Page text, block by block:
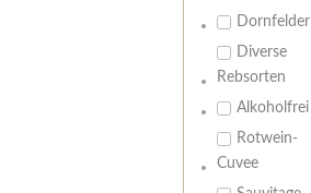
Dornfelder
Diverse
Rebsorten
Alkoholfrei
Rotwein-
Cuvee